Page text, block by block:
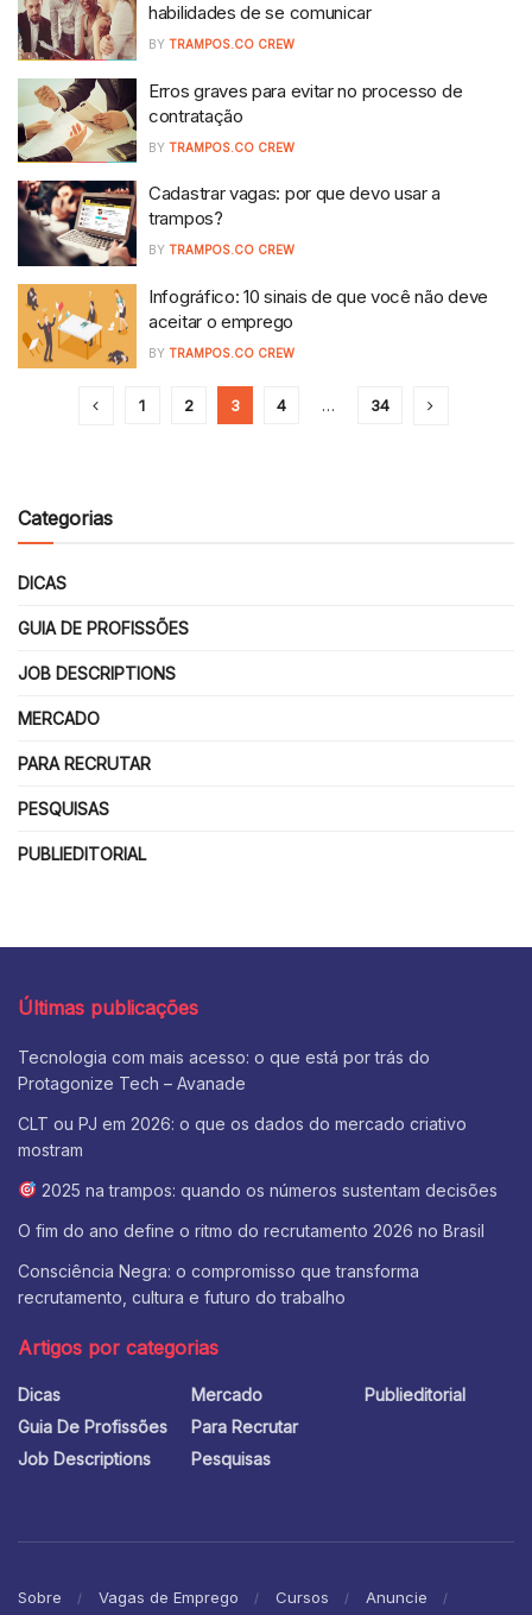
habilidades de se comunicar
BY TRAMPOS.CO CREW
Erros graves para evitar no processo de
contratação
BY TRAMPOS.CO CREW
Cadastrar vagas: por que devo usar a
trampos?
BY TRAMPOS.CO CREW
Infográfico: 10 sinais de que você não deve
aceitar o emprego
BY TRAMPOS.CO CREW
1 2 3 4 … 34
Categorias
DICAS
GUIA DE PROFISSÕES
JOB DESCRIPTIONS
MERCADO
PARA RECRUTAR
PESQUISAS
PUBLIEDITORIAL
Últimas publicações
Tecnologia com mais acesso: o que está por trás do
Protagonize Tech – Avanade
CLT ou PJ em 2026: o que os dados do mercado criativo
mostram
2025 na trampos: quando os números sustentam decisões
O fim do ano define o ritmo do recrutamento 2026 no Brasil
Consciência Negra: o compromisso que transforma
recrutamento, cultura e futuro do trabalho
Artigos por categorias
Dicas
Guia De Profissões
Job Descriptions
Mercado
Para Recrutar
Pesquisas
Publieditorial
Sobre Vagas de Emprego Cursos
Anuncie